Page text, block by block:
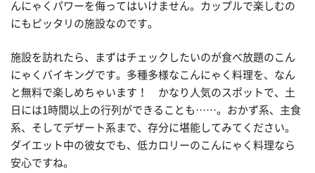
んにゃくパワーを侮ってはいけません。カップルで楽しむの
にもピッタリの施設なのです。
施設を訪れたら、まずはチェックしたいのが食べ放題のこん
にゃくバイキングです。多種多様なこんにゃく料理を、なん
と無料で楽しめちゃいます！ かなり人気のスポットで、土
日には1時間以上の行列ができることも……。おかず系、主食
系、そしてデザート系まで、存分に堪能してみてください。
ダイエット中の彼女でも、低カロリーのこんにゃく料理なら
安心ですね。